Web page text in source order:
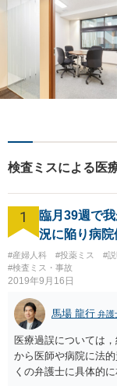
検査ミスによる医
1
臨月39週で
況に陥り病院
#産婦人科 #投薬ミス #
#検査ミス・事故
2019年9月16日
馬場 龍行 弁護
医療過誤については
から医師や病院に法
くの弁護士に具体的